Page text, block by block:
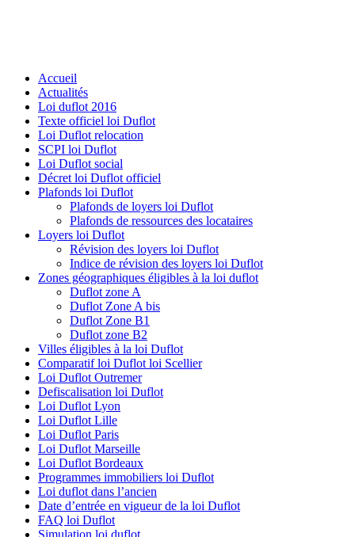
Accueil
Actualités
Loi duflot 2016
Texte officiel loi Duflot
Loi Duflot relocation
SCPI loi Duflot
Loi Duflot social
Décret loi Duflot officiel
Plafonds loi Duflot
Plafonds de loyers loi Duflot
Plafonds de ressources des locataires
Loyers loi Duflot
Révision des loyers loi Duflot
Indice de révision des loyers loi Duflot
Zones géographiques éligibles à la loi duflot
Duflot zone A
Duflot Zone A bis
Duflot Zone B1
Duflot zone B2
Villes éligibles à la loi Duflot
Comparatif loi Duflot loi Scellier
Loi Duflot Outremer
Defiscalisation loi Duflot
Loi Duflot Lyon
Loi Duflot Lille
Loi Duflot Paris
Loi Duflot Marseille
Loi Duflot Bordeaux
Programmes immobiliers loi Duflot
Loi duflot dans l’ancien
Date d’entrée en vigueur de la loi Duflot
FAQ loi Duflot
Simulation loi duflot